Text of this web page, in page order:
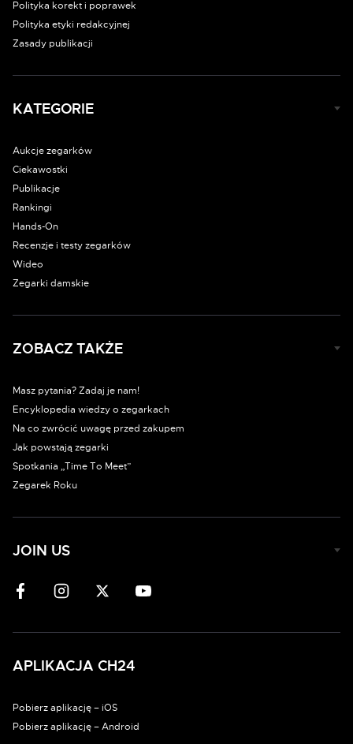
Polityka korekt i poprawek
Polityka etyki redakcyjnej
Zasady publikacji
KATEGORIE
Aukcje zegarków
Ciekawostki
Publikacje
Rankingi
Hands-On
Recenzje i testy zegarków
Wideo
Zegarki damskie
ZOBACZ TAKŻE
Masz pytania? Zadaj je nam!
Encyklopedia wiedzy o zegarkach
Na co zwrócić uwagę przed zakupem
Jak powstają zegarki
Spotkania „Time To Meet”
Zegarek Roku
JOIN US
APLIKACJA CH24
Pobierz aplikację – iOS
Pobierz aplikację – Android